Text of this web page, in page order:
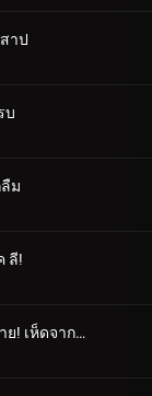
าป
บ
ม
ลี!
ตอนที่ 229 กินหรือตาย! เห็ดจากนรก